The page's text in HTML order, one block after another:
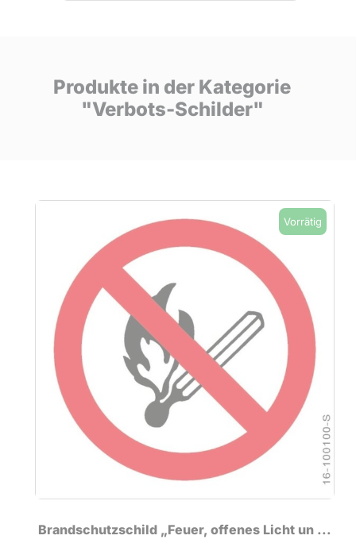
Produkte in der Kategorie
"Verbots-Schilder"
Brandschutzschild „Feuer, offenes Licht un ...
Vorrätig